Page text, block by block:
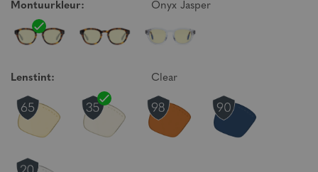
Montuurkleur: Onyx Jasper
Lenstint: Clear